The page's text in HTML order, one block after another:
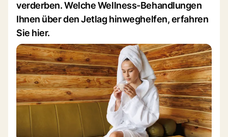
verderben. Welche Wellness-Behandlungen
Ihnen über den Jetlag hinweghelfen, erfahren
Sie hier.